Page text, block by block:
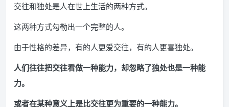
交往和独处是人在世上生活的两种方式。
这两种方式勾勒出一个完整的人。
由于性格的差异，有的人更爱交往，有的人更喜独处。
人们往往把交往看做一种能力，却忽略了独处也是一种能
力。
或者在某种意义上是比交往更为重要的一种能力。